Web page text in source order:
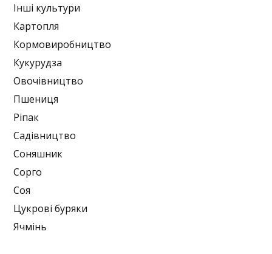
Інші культури
Картопля
Кормовиробництво
Кукурудза
Овочівництво
Пшениця
Ріпак
Садівництво
Соняшник
Сорго
Соя
Цукрові буряки
Ячмінь